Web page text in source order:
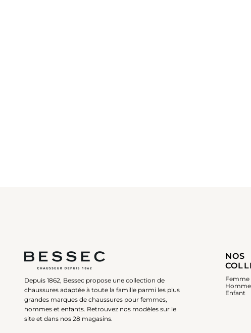
Depuis 1862, Bessec propose une collection de
chaussures adaptée à toute la famille parmi les plus
grandes marques de chaussures pour femmes,
hommes et enfants. Retrouvez nos modèles sur le
site et dans nos 28 magasins.
NOS
Femme
Homme
Enfant